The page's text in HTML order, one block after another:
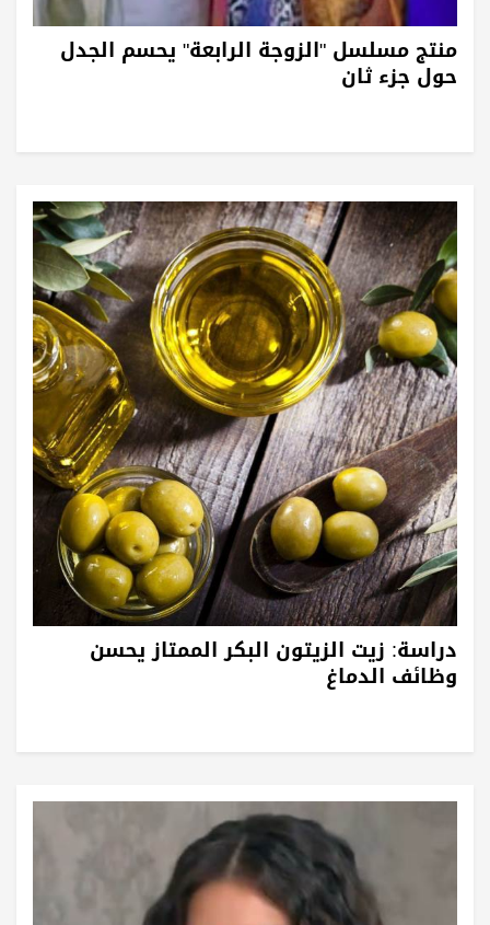
منتج مسلسل "الزوجة الرابعة" يحسم الجدل
حول جزء ثان
دراسة: زيت الزيتون البكر الممتاز يحسن
وظائف الدماغ